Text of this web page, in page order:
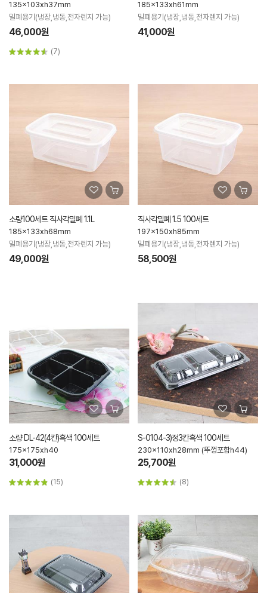
135x103xh37mm
밀폐용기(냉장,냉동,전자렌지 가능)
46,000원
(7)
185x133xh61mm
밀폐용기(냉장,냉동,전자렌지 가능)
41,000원
소량100세트 직사각밀폐 1.1L
185x133xh68mm
밀폐용기(냉장,냉동,전자렌지 가능)
49,000원
직사각밀폐 1.5 100세트
197x150xh85mm
밀폐용기(냉장,냉동,전자렌지 가능)
58,500원
소량 DL-42(4칸)흑색 100세트
175x175xh40
31,000원
(15)
S-0104-3)정3칸흑색 100세트
230x110xh28mm (뚜껑포함h44)
25,700원
(8)